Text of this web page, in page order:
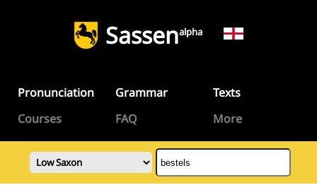
Sassenalpha
Pronunciation Grammar
Texts
Courses
FAQ More